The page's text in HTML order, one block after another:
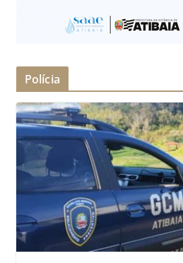
Polícia